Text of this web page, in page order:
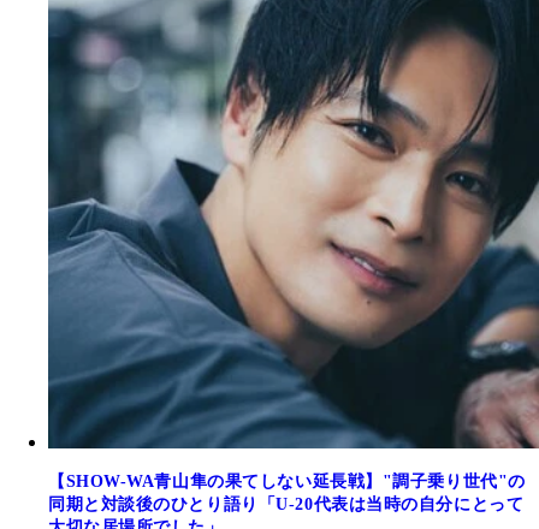
【SHOW-WA青山隼の果てしない延長戦】"調子乗り世代"の
同期と対談後のひとり語り「U-20代表は当時の自分にとって